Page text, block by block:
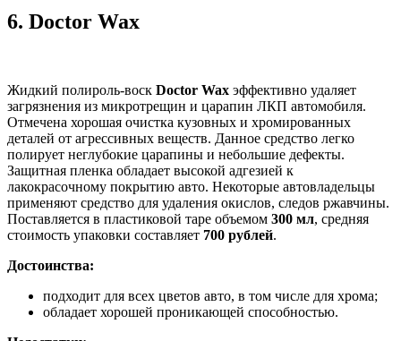
6. Doctor Wax
Жидкий полироль-воск Doctor Wax эффективно удаляет
загрязнения из микротрещин и царапин ЛКП автомобиля.
Отмечена хорошая очистка кузовных и хромированных
деталей от агрессивных веществ. Данное средство легко
полирует неглубокие царапины и небольшие дефекты.
Защитная пленка обладает высокой адгезией к
лакокрасочному покрытию авто. Некоторые автовладельцы
применяют средство для удаления окислов, следов ржавчины.
Поставляется в пластиковой таре объемом 300 мл, средняя
стоимость упаковки составляет 700 рублей.
Достоинства:
подходит для всех цветов авто, в том числе для хрома;
обладает хорошей проникающей способностью.